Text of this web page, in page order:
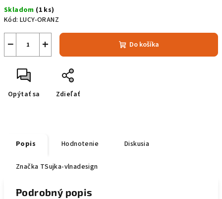
Skladom (1 ks)
Kód: LUCY-ORANZ
+
− Do košíka
Opýtať sa Zdieľať
Popis Hodnotenie Diskusia
Značka TSujka-vlnadesign
Podrobný popis